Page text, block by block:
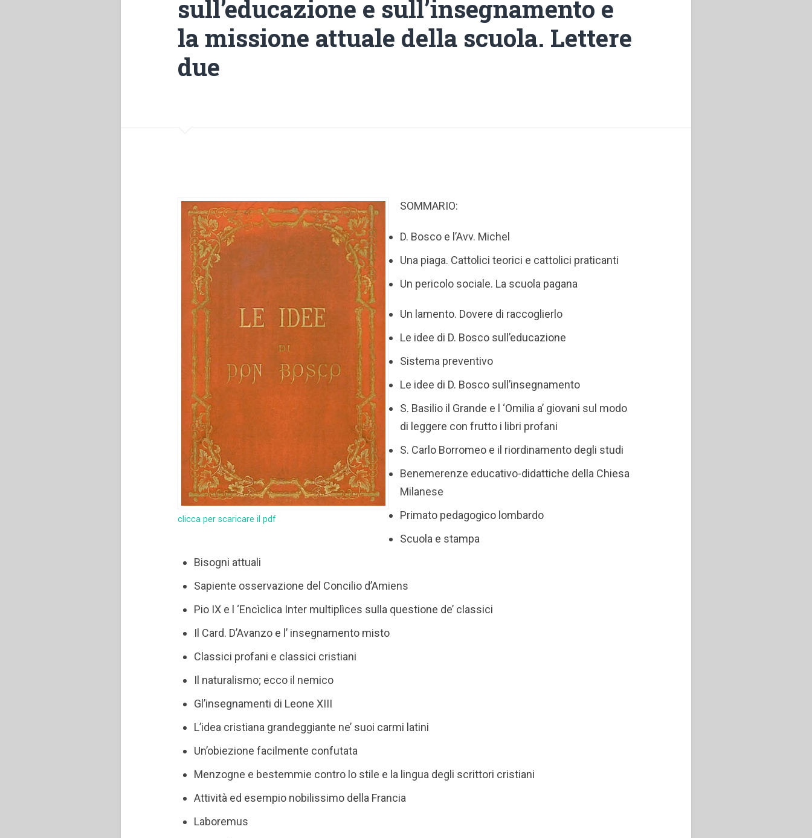
sull’educazione e sull’insegnamento e
la missione attuale della scuola. Lettere
due
clicca per scaricare il pdf
SOMMARIO:
D. Bosco e l’Avv. Michel
Una piaga. Cattolici teorici e cattolici praticanti
Un pericolo sociale. La scuola pagana
Un lamento. Dovere di raccoglierlo
Le idee di D. Bosco sull’educazione
Sistema preventivo
Le idee di D. Bosco sull’insegnamento
S. Basilio il Grande e l ‘Omilia a’ giovani sul modo
di leggere con frutto i libri profani
S. Carlo Borromeo e il riordinamento degli studi
Benemerenze educativo-didattiche della Chiesa
Milanese
Primato pedagogico lombardo
Scuola e stampa
Bisogni attuali
Sapiente osservazione del Concilio d’Amiens
Pio IX e l ‘Encìclica Inter multiplìces sulla questione de’ classici
Il Card. D’Avanzo e l’ insegnamento misto
Classici profani e classici cristiani
Il naturalismo; ecco il nemico
Gl’insegnamenti di Leone XIII
L’idea cristiana grandeggiante ne’ suoi carmi latini
Un’obiezione facilmente confutata
Menzogne e bestemmie contro lo stile e la lingua degli scrittori cristiani
Attività ed esempio nobilissimo della Francia
Laboremus